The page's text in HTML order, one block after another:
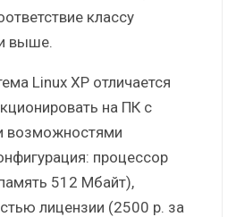
классу
выше.
Linux XP отличается
на ПК с
возможностями
процессор
512 Мбайт),
лицензии (2500 р. за